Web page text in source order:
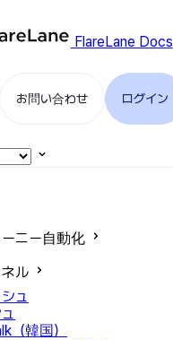
FlareLane Docs
お問い合わせ ログイン
ニー自動化
ル
ュ
（韓国）